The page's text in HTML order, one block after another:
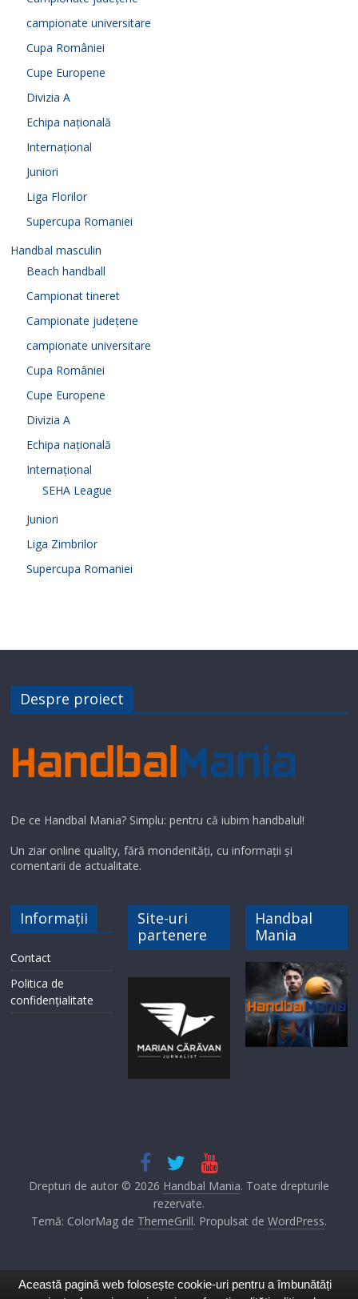
campionate universitare
Cupa României
Cupe Europene
Divizia A
Echipa națională
Internațional
Juniori
Liga Florilor
Supercupa Romaniei
Handbal masculin
Beach handball
Campionat tineret
Campionate județene
campionate universitare
Cupa României
Cupe Europene
Divizia A
Echipa națională
Internațional
SEHA League
Juniori
Liga Zimbrilor
Supercupa Romaniei
Despre proiect
De ce Handbal Mania? Simplu: pentru că iubim handbalul!
Un ziar online quality, fără mondenități, cu informații și
comentarii de actualitate.
Informații
Contact
Politica de
confidențialitate
Site-uri
partenere
Handbal
Mania
Drepturi de autor © 2026 Handbal Mania. Toate drepturile
rezervate.
Temă: ColorMag de ThemeGrill. Propulsat de WordPress.
Această pagină web folosește cookie-uri pentru a îmbunătăți